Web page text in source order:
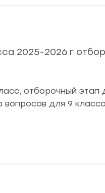
2025-2026 г
отборочный этап
вопросов для 9